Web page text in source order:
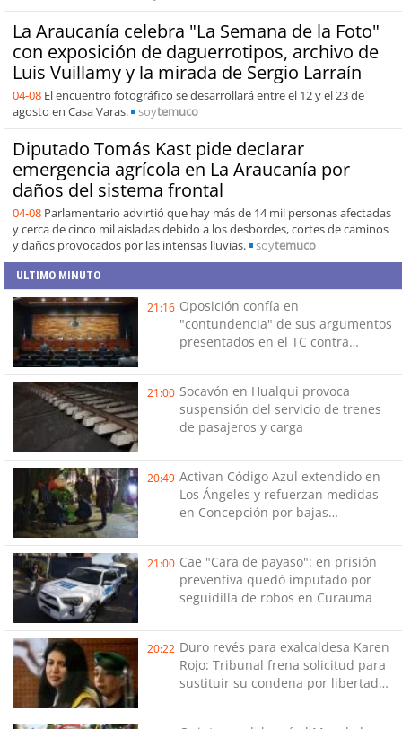
La Araucanía celebra "La Semana de la Foto"
con exposición de daguerrotipos, archivo de
Luis Vuillamy y la mirada de Sergio Larraín
04-08 El encuentro fotográfico se desarrollará entre el 12 y el 23 de
agosto en Casa Varas.
soytemuco
Diputado Tomás Kast pide declarar
emergencia agrícola en La Araucanía por
daños del sistema frontal
04-08 Parlamentario advirtió que hay más de 14 mil personas afectadas
y cerca de cinco mil aisladas debido a los desbordes, cortes de caminos
y daños provocados por las intensas lluvias.
soytemuco
ULTIMO MINUTO
21:16 Oposición confía en
"contundencia" de sus argumentos
presentados en el TC contra
21:00 Socavón en Hualqui provoca
suspensión del servicio de trenes
de pasajeros y carga
20:49 Activan Código Azul extendido en
Los Ángeles y refuerzan medidas
en Concepción por bajas
semana
21:00 Cae "Cara de payaso": en prisión
preventiva quedó imputado por
seguidilla de robos en Curauma
20:22 Duro revés para exalcaldesa Karen
Rojo: Tribunal frena solicitud para
sustituir su condena por libertad